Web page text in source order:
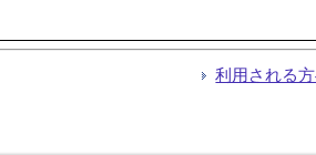
利用される